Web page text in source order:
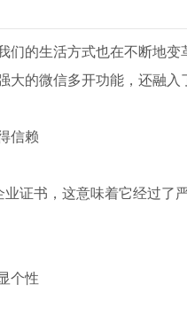
们的生活方式也在不断地
大的微信多开功能，还融入
信赖
业证书，这意味着它经过
个性